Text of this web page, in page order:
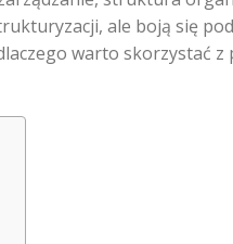
ale boją się
warto skorzystać